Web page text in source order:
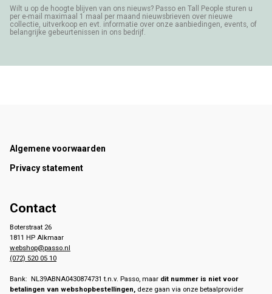
Wilt u op de hoogte blijven van ons nieuws? Passo en Tall People sturen u
per e-mail maximaal 1 maal per maand nieuwsbrieven over nieuwe
collectie, uitverkoop en evt. informatie over onze aanbiedingen, events, of
belangrijke gebeurtenissen in ons bedrijf.
Footer
Algemene voorwaarden
Privacy statement
Contact
Boterstraat 26
1811 HP Alkmaar
webshop@passo.nl
(072) 520 05 10
Bank: NL39ABNA0430874731 t.n.v. Passo, maar dit nummer is niet voor
betalingen van webshopbestellingen, deze gaan via onze betaalprovider